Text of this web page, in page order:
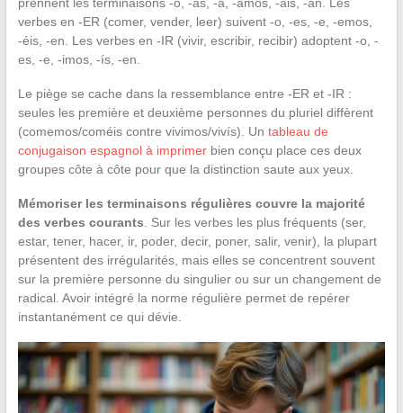
verbes en -ER (comer, vender, leer) suivent -o, -es, -e, -emos,
-éis, -en. Les verbes en -IR (vivir, escribir, recibir) adoptent -o, -
es, -e, -imos, -ís, -en.
Le piège se cache dans la ressemblance entre -ER et -IR :
seules les première et deuxième personnes du pluriel diffèrent
(comemos/coméis contre vivimos/vivís). Un tableau de
conjugaison espagnol à imprimerbien conçu place ces deux
groupes côte à côte pour que la distinction saute aux yeux.
Mémoriser les terminaisons régulières couvre la majorité
des verbes courants . Sur les verbes les plus fréquents (ser,
estar, tener, hacer, ir, poder, decir, poner, salir, venir), la plupart
présentent des irrégularités, mais elles se concentrent souvent
sur la première personne du singulier ou sur un changement de
radical. Avoir intégré la norme régulière permet de repérer
instantanément ce qui dévie.